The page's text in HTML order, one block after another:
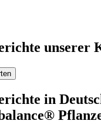
unserer
in